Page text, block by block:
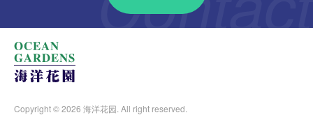
Copyright © 2026 海洋花园. All right reserved.